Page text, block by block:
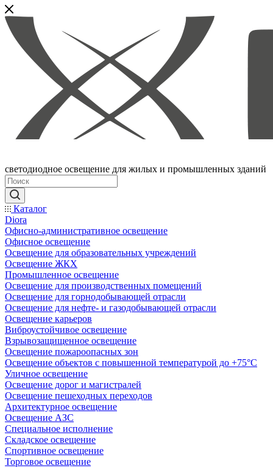
светодиодное освещение для жилых и промышленных зданий
Каталог
Diora
Офисно-административное освещение
Офисное освещение
Освещение для образовательных учреждений
Освещение ЖКХ
Промышленное освещение
Освещение для производственных помещений
Освещение для горнодобывающей отрасли
Освещение для нефте- и газодобывающей отрасли
Освещение карьеров
Виброустойчивое освещение
Взрывозащищенное освещение
Освещение пожароопасных зон
Освещение объектов с повышенной температурой до +75°C
Уличное освещение
Освещение дорог и магистралей
Освещение пешеходных переходов
Архитектурное освещение
Освещение АЗС
Специальное исполнение
Складское освещение
Спортивное освещение
Торговое освещение